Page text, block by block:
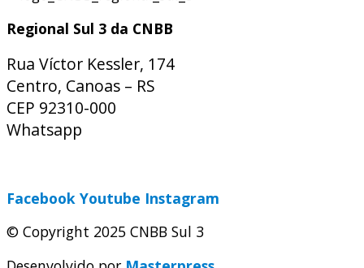
Regional Sul 3 da CNBB
Rua Víctor Kessler, 174
Centro, Canoas – RS
CEP 92310-000
Whatsapp
Facebook Youtube Instagram
© Copyright 2025 CNBB Sul 3